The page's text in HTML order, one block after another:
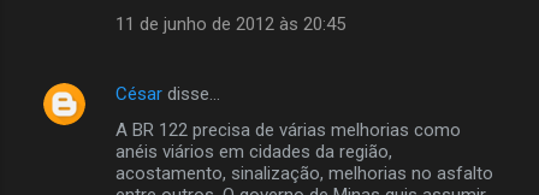
11 de junho de 2012 às 20:45
César disse…
A BR 122 precisa de várias melhorias como
anéis viários em cidades da região,
acostamento, sinalização, melhorias no asfalto